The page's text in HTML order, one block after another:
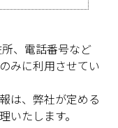
、電話番号など
みに利用させてい
は、弊社が定める
いたします。